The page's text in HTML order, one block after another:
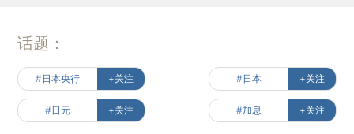
话题：
#日本央行 +关注 #日本 +关注
#日元 +关注 #加息 +关注